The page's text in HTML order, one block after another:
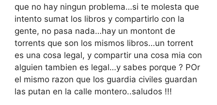
que no hay ningun problema…si te molesta que
intento sumat los libros y compartirlo con la
gente, no pasa nada…hay un montont de
torrents que son los mismos libros…un torrent
es una cosa legal, y compartir una cosa mia con
alguien tambien es legal…y sabes porque ? POr
el mismo razon que los guardia civiles guardan
las putan en la calle montero..saludos !!!